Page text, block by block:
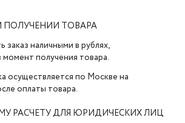
ТОВАРА
наличными в рублях,
получения товара.
осуществляется по Москве на
оплаты товара.
РАСЧЕТУ ДЛЯ ЮРИДИЧЕСКИХ ЛИЦ